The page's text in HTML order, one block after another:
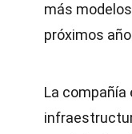
más
próximos
La compañía